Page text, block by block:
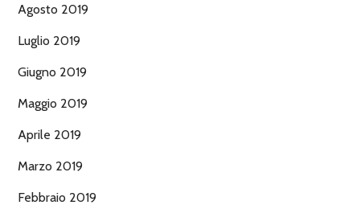
Agosto 2019
Luglio 2019
Giugno 2019
Maggio 2019
Aprile 2019
Marzo 2019
Febbraio 2019